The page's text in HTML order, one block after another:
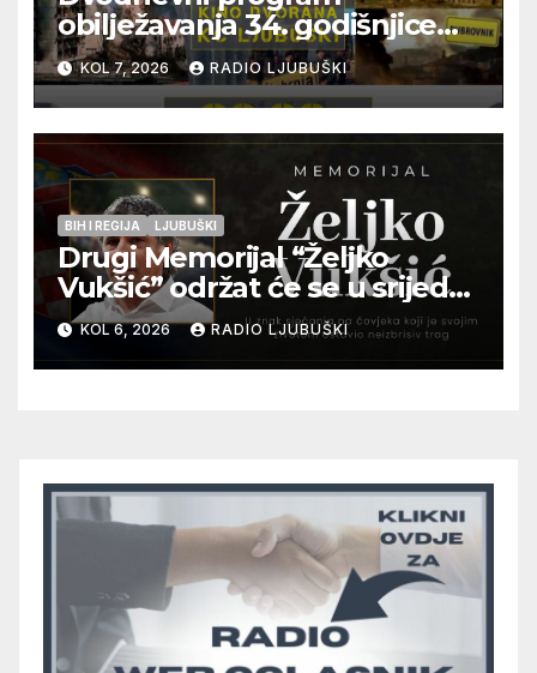
obilježavanja 34. godišnjice
pogibije generala Blaža
Kraljevića i osmorice
pripadnika HOS-a
KOL 7, 2026 RADIO LJUBUŠKI
BIH I REGIJA LJUBUŠKI
Drugi Memorijal “Željko
Vukšić” održat će se u srijedu
12. kolovoza u Otoku
KOL 6, 2026 RADIO LJUBUŠKI